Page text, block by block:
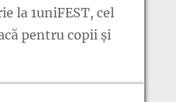
la 1uniFEST, cel
pentru copii și